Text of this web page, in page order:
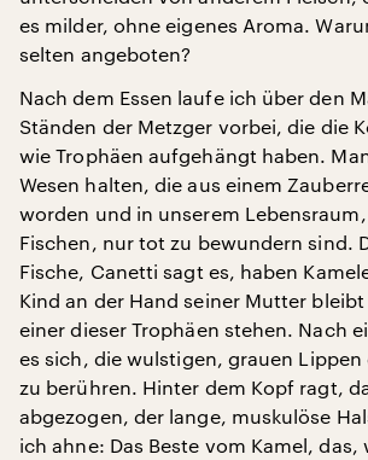
es milder, ohne eigenes Aroma.
selten angeboten?
Nach dem Essen laufe ich über den
Ständen der Metzger vorbei, die die
wie Trophäen aufgehängt haben.
Wesen halten, die aus einem
worden und in unserem
Fischen, nur tot zu bewundern sind.
Fische, Canetti sagt es, haben
Kind an der Hand seiner Mutter
einer dieser Trophäen stehen. Nach
es sich, die wulstigen, grauen Lippen
zu berühren. Hinter dem Kopf ragt,
abgezogen, der lange, muskulöse
ich ahne: Das Beste vom Kamel, das,